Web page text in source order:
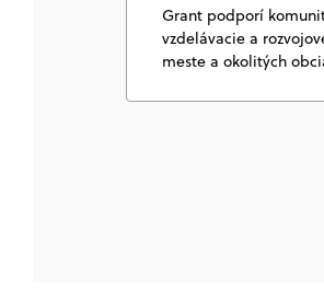
Grant podporí
vzdelávacie a
meste a okolitých